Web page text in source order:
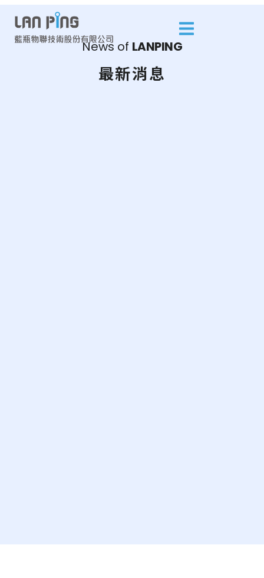
News of LANPING
最新消息